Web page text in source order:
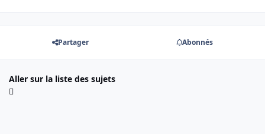
Partager Abonnés
Aller sur la liste des sujets